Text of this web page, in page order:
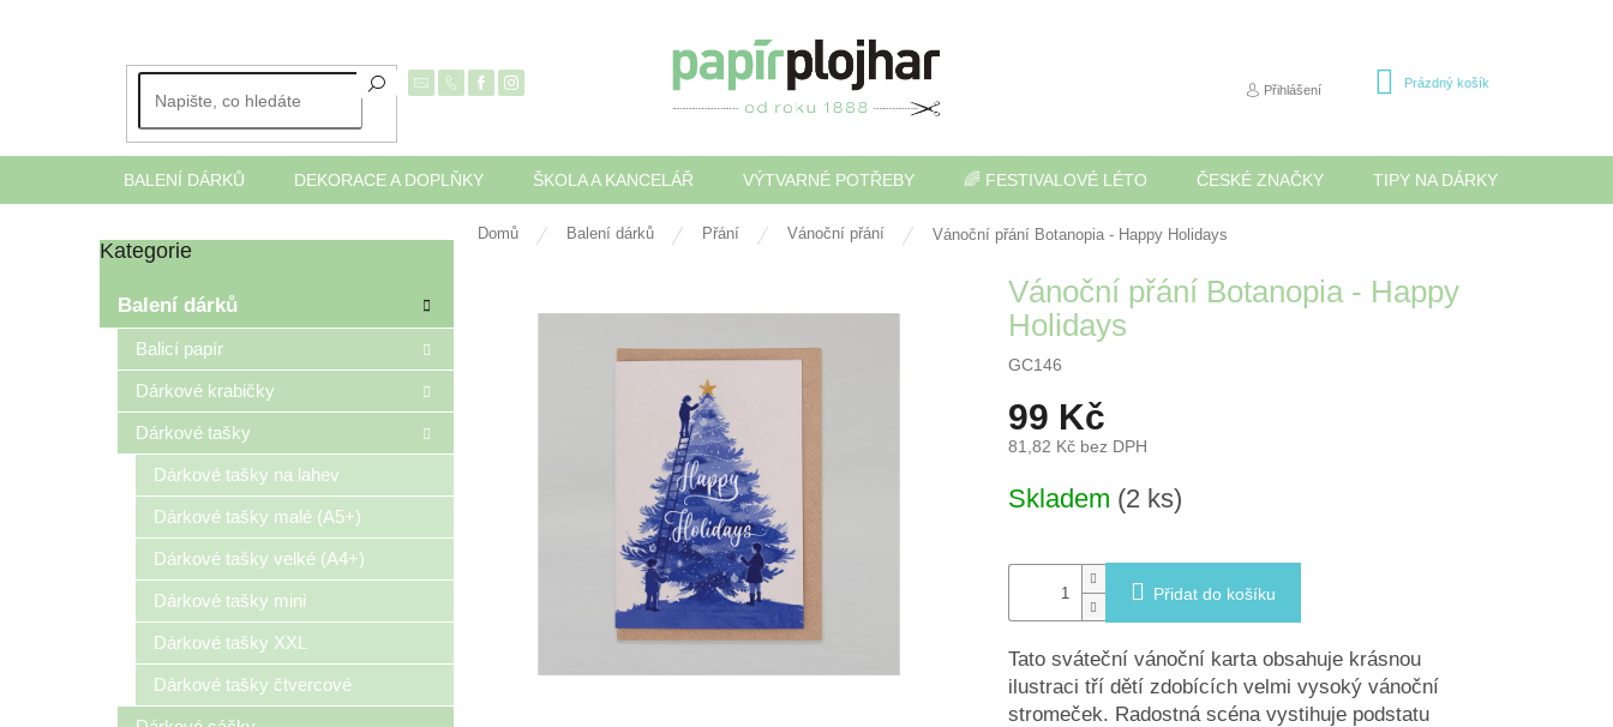
Přihlášení
NÁKUPNÍ
Prázdný košík
BALENÍ DÁRKŮ DEKORACE A DOPLŇKY ŠKOLA A KANCELÁŘ VÝTVARNÉ POTŘEBY 🌈 FESTIVALOVÉ LÉTO ČESKÉ ZNAČKY TIPY NA DÁRKY
Domů Balení dárků Přání Vánoční přání Vánoční přání Botanopia - Happy Holidays
P
Přeskočit
Kategorie
Balení dárků
Balicí papír
Dárkové krabičky
Dárkové tašky
Dárkové tašky na lahev
Dárkové tašky malé (A5+)
Dárkové tašky velké (A4+)
Dárkové tašky mini
Dárkové tašky XXL
Dárkové tašky čtvercové
Vánoční přání Botanopia - Happy
Holidays
GC146
99 Kč
81,82 Kč bez DPH
cena:
Skladem (2 ks)
Přidat do košíku
Tato sváteční vánoční karta obsahuje krásnou
ilustraci tří dětí zdobících velmi vysoký vánoční
stromeček. Radostná scéna vystihuje podstatu